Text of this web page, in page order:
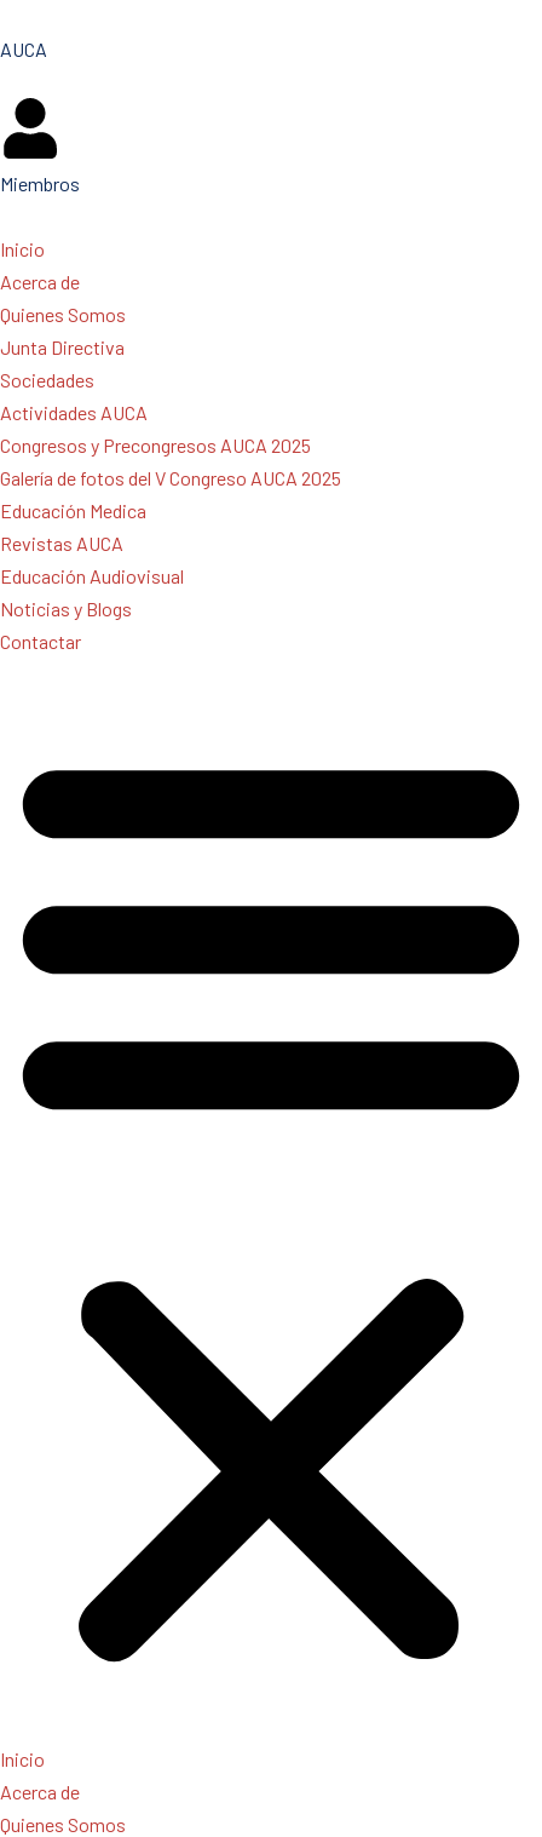
AUCA
Miembros
Inicio
Acerca de
Quienes Somos
Junta Directiva
Sociedades
Actividades AUCA
Congresos y Precongresos AUCA 2025
Galería de fotos del V Congreso AUCA 2025
Educación Medica
Revistas AUCA
Educación Audiovisual
Noticias y Blogs
Contactar
Inicio
Acerca de
Quienes Somos